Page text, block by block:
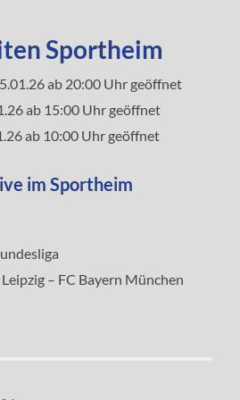
Sportheim
ab 20:00 Uhr geöffnet
ab 15:00 Uhr geöffnet
ab 10:00 Uhr geöffnet
im Sportheim
– FC Bayern München